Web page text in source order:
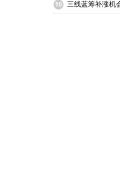
三线蓝筹补涨机